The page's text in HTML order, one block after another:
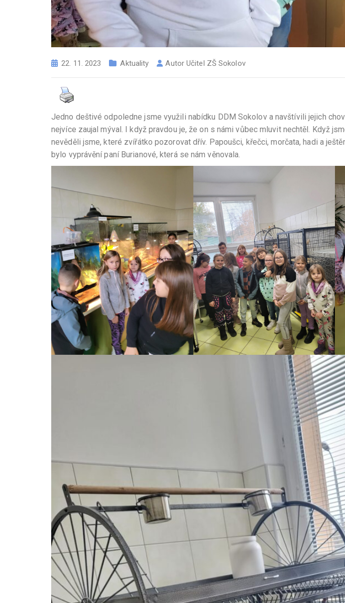
22. 11. 2023 Aktuality AutorUčitel ZŠ Sokolov
Jedno deštivé odpoledne jsme využili nabídku DDM Sokolov a navštívili jejich
nejvíce zaujal mýval. I když pravdou je, že on s námi vůbec mluvit nechtěl. Když
nevěděli jsme, které zvířátko pozorovat dřív. Papoušci, křečci, morčata, hadi a
bylo vyprávění paní Burianové, která se nám věnovala.